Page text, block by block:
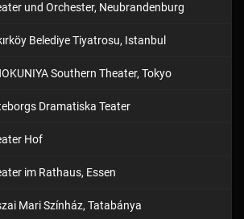
und Orchester, Neubrandenburg
Belediye Tiyatrosu, Istanbul
Southern Theater, Tokyo
Dramatiska Teater
Hof
im Rathaus, Essen
Mari Színház, Tatabánya